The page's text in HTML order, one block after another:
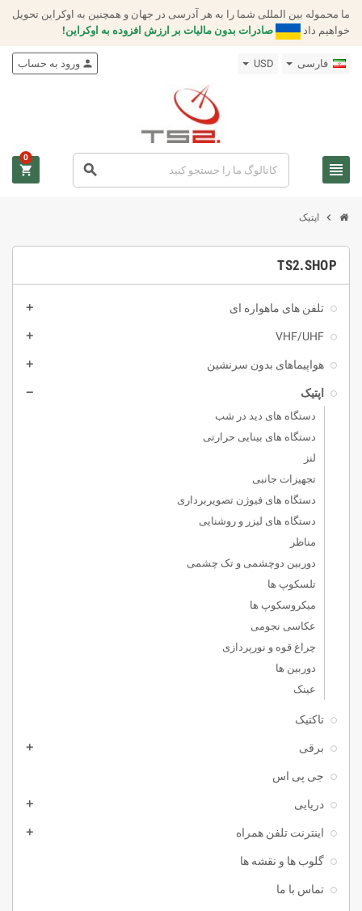
ما محموله بین المللی شما را به هر آدرسی در جهان و همچنین به اوکراین تحویل
خواهیم داد
صادرات بدون مالیات بر ارزش افزوده به اوکراین!
فارسى USD
view_headline
search
person ورود به حساب
shopping_cart
0
chevron_right اپتیک
TS2.SHOP
تلفن های ماهواره ای add
VHF/UHF
add
هواپیماهای بدون سرنشین add
اپتیک remove
دستگاه های دید در شب
دستگاه های بینایی حرارتی
لنز
تجهیزات جانبی
دستگاه های فیوژن تصویربرداری
دستگاه های لیزر و روشنایی
مناظر
دوربین دوچشمی و تک چشمی
تلسکوپ ها
میکروسکوپ ها
عکاسی نجومی
چراغ قوه و نورپردازی
دوربین ها
عینک
تاکتیک
برقی add
جی پی اس
دریایی add
اینترنت تلفن همراه add
گلوب ها و نقشه ها
تماس با ما